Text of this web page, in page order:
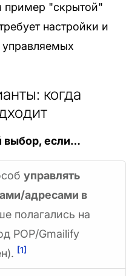
"скрытой"
настройки и
управляемых
когда
выбор, если…
управлять
адресами в
полагались на
POP/Gmailify
[1]